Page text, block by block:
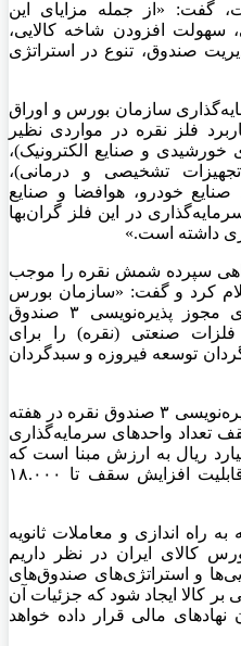
گفت: «از جمله مزایای این
سهولت افزودن شاخه کالایی،
صندوق، تنوع در استراتژی
سازمان بورس و اوراق
فلز نقره در مواردی نظیر
و صنایع الکترونیک)،
تشخیصی و درمانی)،
خودرو، هوافضا و صنایع
در این فلز گران‌بها
داشته است.»
گواهی سپرده شمش نقره را موجب
کرد و گفت: «سازمان بورس
در نظر دارد تا پایان هفته جاری مجوز پذیره‌نویسی ۳ صندوق
صنعتی (نقره) را برای
توسعه فیروزه و سبدگردان
پرویزی‌نژاد با بیان این‌که فرایند پذیره‌نویسی ۳ صندوق نقره در هفته
تعداد واحدهای سرمایه‌گذاری
معادل ۹۰۰۰ میلیارد ریال به ارزش مبنا است که
در صورت تکمیل سقف مذکور قابلیت افزایش سقف تا ۱۸.۰۰۰
راه اندازی و معاملات ثانویه
کالای ایران در نظر داریم
و استراتژی‌های صندوق‌های
بر کالا ایجاد شود که جزئیات آن
نهادهای مالی قرار داده خواهد